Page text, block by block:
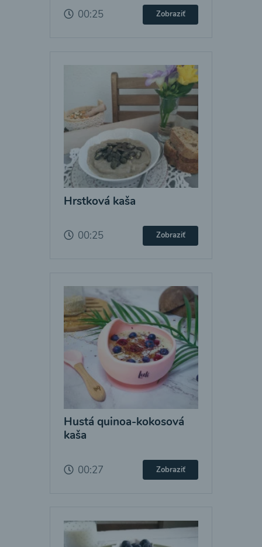
00:25 Zobraziť
Hrstková kaša
00:25 Zobraziť
Hustá quinoa-kokosová
kaša
00:27 Zobraziť